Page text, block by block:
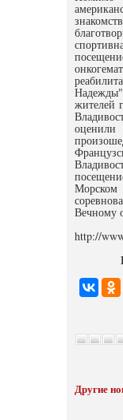
жителей
Вечному
http://
Другие